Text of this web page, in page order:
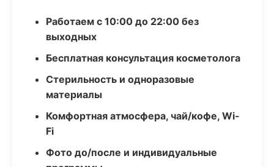
Работаем с 10:00 до 22:00 без
выходных
Бесплатная консультация косметолога
Стерильность и одноразовые
материалы
Комфортная атмосфера, чай/кофе, Wi-
Fi
Фото до/после и индивидуальные